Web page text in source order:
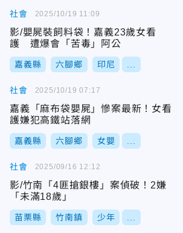
社會
影/嬰屍裝飼料袋！嘉義23歲女看
護 遭爆會「苦毒」阿公
嘉義縣 六腳鄉 印尼
2025/10/19 11:09
社會
嘉義「麻布袋嬰屍」慘案最新！女看
護嫌犯高鐵站落網
嘉義縣 六腳鄉 女嬰
2025/10/19 07:17
社會
影/竹南「4匪搶銀樓」案偵破！2嫌
「未滿18歲」
苗栗縣 竹南鎮 少年
2025/09/16 12:12